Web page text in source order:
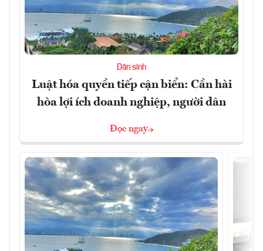
Dân sinh
Luật hóa quyền tiếp cận biển: Cần hài
hòa lợi ích doanh nghiệp, người dân
Đọc ngay